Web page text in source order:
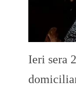
Ieri sera